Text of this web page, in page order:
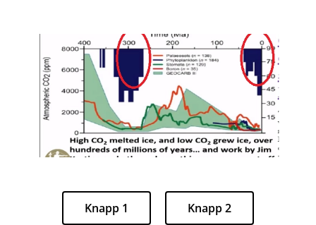
Knapp 1 Knapp 2